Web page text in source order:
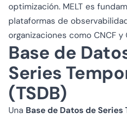
optimización. MELT es
plataformas de
organizaciones como CNCF y
Base de
Series
(TSDB)
Una Base de Datos de Series